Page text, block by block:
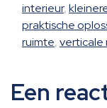
interieur,
praktische
ruimte,verticale
Een